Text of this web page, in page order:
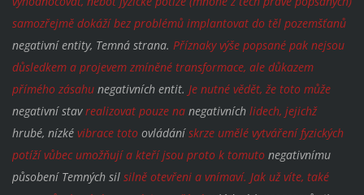
samozřejmě dokáží bez problémů implantovat do těl pozemšťanů
negativní entity, Temná strana. Příznaky výše popsané pak nejsou
důsledkem a projevem zmíněné transformace, ale důkazem
přímého zásahu negativních entit. Je nutné vědět, že toto může
negativní stavrealizovat pouze na negativních lidech, jejichž
hrubé, nízké vibrace toto ovládánískrze umělé vytváření fyzických
potíží vůbec umožňují a kteří jsou proto k tomuto negativnímu
působení Temných silsilně otevřeni a vnímaví. Jak už víte, také